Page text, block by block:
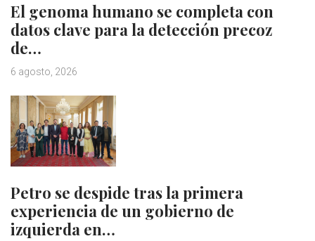
El genoma humano se completa con
datos clave para la detección precoz
de…
6 agosto, 2026
Petro se despide tras la primera
experiencia de un gobierno de
izquierda en…